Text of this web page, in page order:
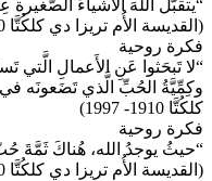
“يتقبَّلُ اللهَ الأشياءَ
(القديسة الأُم تريزا دي كلكُتَّا 1910- 1997)
فكرة روحية
“لا تَبحَثوا عَنِ الأَعمالِ الَّتي
وكِمِّيَّةُ الحُبِّ الَّذي تَضَعونَه في
كلكُتَّا 1910- 1997)
فكرة روحية
“حيثُ يوجدُ الله، هُناكَ ثَمَّةَ
(القديسة الأُم تريزا دي كلكُتَّا 1910- 1997)